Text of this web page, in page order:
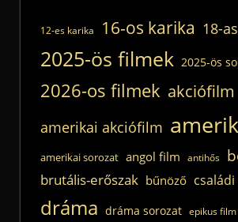
12-es karika 16-os karika 18-
2025-ös filmek 2025-ös
2026-os filmek akciófilm
amerikai akciófilm
amerikai sorozat angol film antihős
brutális-erőszak bűnöző családi
dráma dráma sorozat epikus film